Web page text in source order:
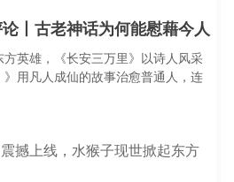
论丨古老神话为何能慰藉今人
方英雄，《长安三万里》以诗人风采
用凡人成仙的故事治愈普通人，连